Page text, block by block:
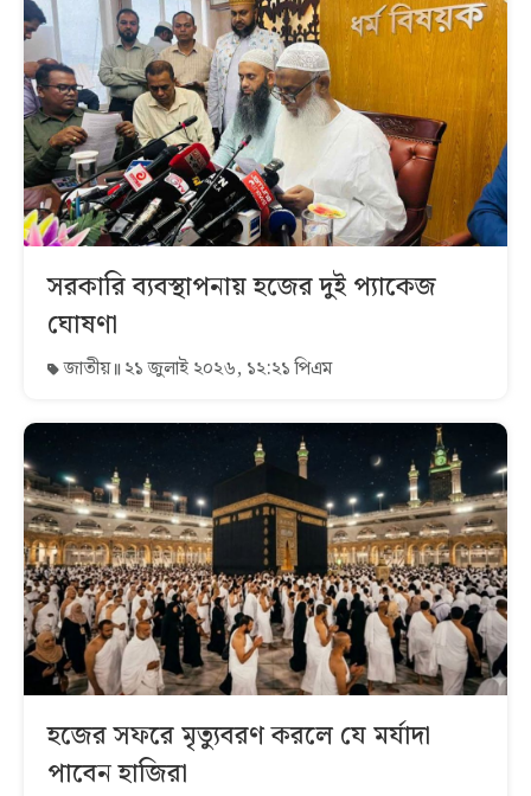
সরকারি ব্যবস্থাপনায় হজের দুই প্যাকেজ
ঘোষণা
জাতীয় ২১ জুলাই ২০২৬, ১২:২১ পিএম
হজের সফরে মৃত্যুবরণ করলে যে মর্যাদা
পাবেন হাজিরা